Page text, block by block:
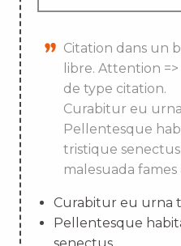
Citation dans un
libre. Attention
de type citation.
Curabitur eu
Pellentesque
tristique
malesuada
Curabitur eu urna
Pellentesque